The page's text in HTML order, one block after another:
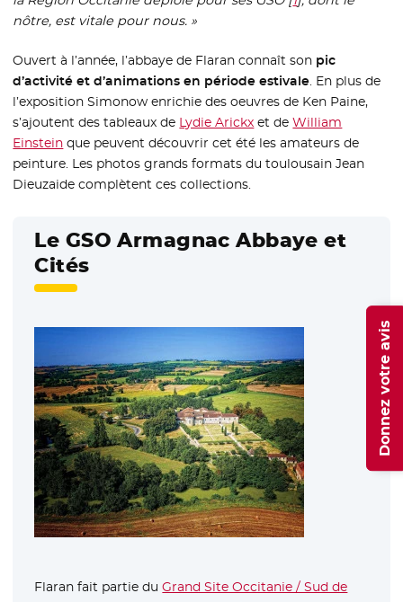
nôtre, est vitale pour nous. »
Ouvert à l’année, l’abbaye de Flaran connaît son pic
d’activité et d’animations en période estivale. En plus de
l’exposition Simonow enrichie des oeuvres de Ken Paine,
s’ajoutent des tableaux de Lydie Arickx - Nouvelle fenêtre
et deWilliam
Einstein - Nouvelle fenêtre
que peuvent découvrir cet été les amateurs de
peinture. Les photos grands formats du toulousain Jean
Dieuzaide complètent ces collections.
Le GSO Armagnac Abbaye et
Cités
Flaran fait partie duGrand Site Occitanie / Sud de
Donnez votre avis